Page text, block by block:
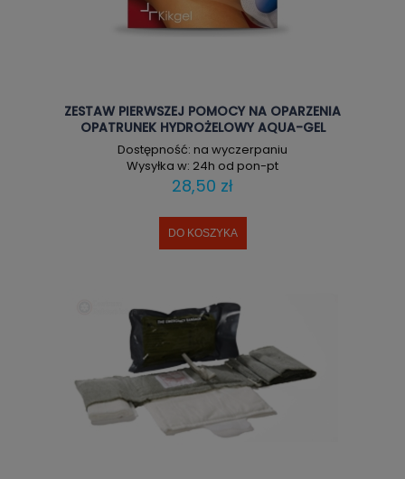
ZESTAW PIERWSZEJ POMOCY NA OPARZENIA
OPATRUNEK HYDROŻELOWY AQUA-GEL
Dostępność: na wyczerpaniu
Wysyłka w: 24h od pon-pt
28,50 zł
DO KOSZYKA